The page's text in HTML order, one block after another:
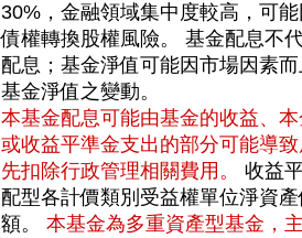
30%，金融領域集中度較高，可
債權轉換股權風險。 基金配息不
配息；基金淨值可能因市場因素
基金淨值之變動。
本基金配息可能由基金的收益、
或收益平準金支出的部分可能導
先扣除行政管理相關費用。
收益
配型各計價類別受益權單位淨資
額。 本基金為多重資產型基金，